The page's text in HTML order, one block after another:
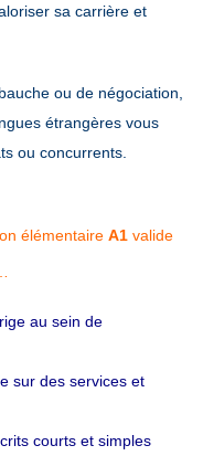
sa carrière et
ou de négociation,
étrangères vous
ou concurrents.
élémentaire A1 valide
au sein de
sur des services et
courts et simples